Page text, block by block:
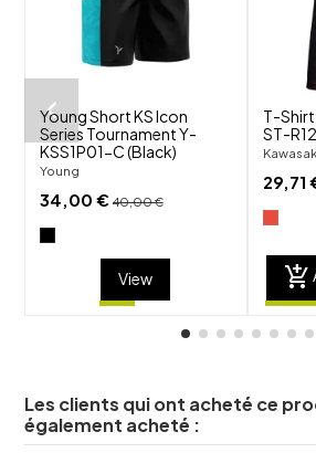
Young Short KS Icon
Series Tournament Y-
KSS1P01-C (Black)
Young
34,00 € 40,00 €
View
T-
ST-
29,71
add_shopping_cart
Les clients qui ont acheté ce
également acheté :